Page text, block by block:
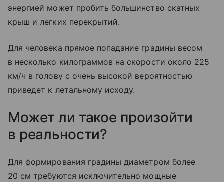
энергией может пробить большинство скатных
крыш и легких перекрытий.
Для человека прямое попадание градины весом
в несколько килограммов на скорости около 225
км/ч в голову с очень высокой вероятностью
приведет к летальному исходу.
Может ли такое произойти
в реальности?
Для формирования градины диаметром более
20 см требуются исключительно мощные